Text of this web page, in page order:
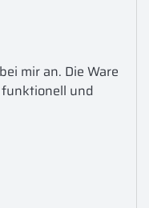
mir an. Die Ware
funktionell und